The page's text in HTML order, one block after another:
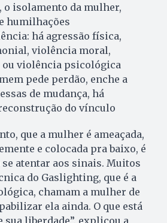
o isolamento da mulher,
humilhações
há agressão física,
violência moral,
violência psicológica
pede perdão, enche a
de mudança, há
do vínculo
que a mulher é ameaçada,
e colocada pra baixo, é
atentar aos sinais. Muitos
do Gaslighting, que é a
chamam a mulher de
ela ainda. O que está